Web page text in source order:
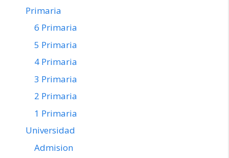
Primaria
6 Primaria
5 Primaria
4 Primaria
3 Primaria
2 Primaria
1 Primaria
Universidad
Admision